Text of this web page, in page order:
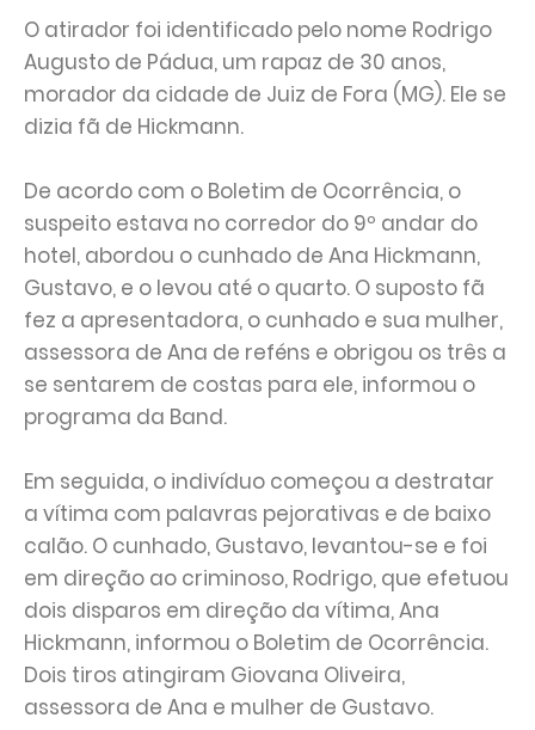
O atirador foi identificado pelo nome Rodrigo
Augusto de Pádua, um rapaz de 30 anos,
morador da cidade de Juiz de Fora (MG). Ele se
dizia fã de Hickmann.
De acordo com o Boletim de Ocorrência, o
suspeito estava no corredor do 9º andar do
hotel, abordou o cunhado de Ana Hickmann,
Gustavo, e o levou até o quarto. O suposto fã
fez a apresentadora, o cunhado e sua mulher,
assessora de Ana de reféns e obrigou os três a
se sentarem de costas para ele, informou o
programa da Band.
Em seguida, o indivíduo começou a destratar
a vítima com palavras pejorativas e de baixo
calão. O cunhado, Gustavo, levantou-se e foi
em direção ao criminoso, Rodrigo, que efetuou
dois disparos em direção da vítima, Ana
Hickmann, informou o Boletim de Ocorrência.
Dois tiros atingiram Giovana Oliveira,
assessora de Ana e mulher de Gustavo.